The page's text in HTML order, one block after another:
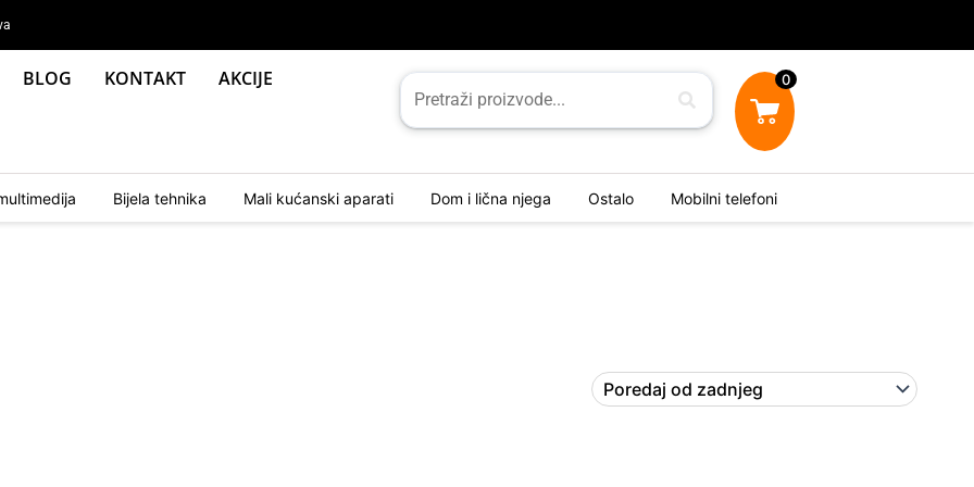
BLOG KONTAKT AKCIJE 0
Bijela tehnika Mali kućanski aparati Dom i lična njega Ostalo Mobilni telefoni